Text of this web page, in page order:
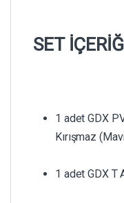
SET
1 adet GDX
Kırışmaz
1 adet GDX T